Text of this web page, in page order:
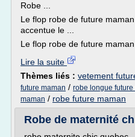
Robe ...
Le flop robe de future
accentue le ...
Le flop robe de future maman
Lire la suite
Thèmes liés : vetement
future maman / robe longue future
maman / robe future maman
Robe de maternité